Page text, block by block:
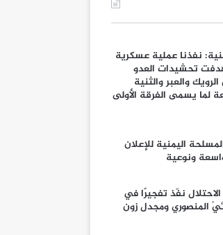
نفذنا عملية عسكرية
تحشيدات العدو
والعبر والثنية
لما يسمى الفرقة الأولى
اليمنية للإعلان
ونوعية
نفّذ تفجيرًا في
المنصوري ومجدل زون